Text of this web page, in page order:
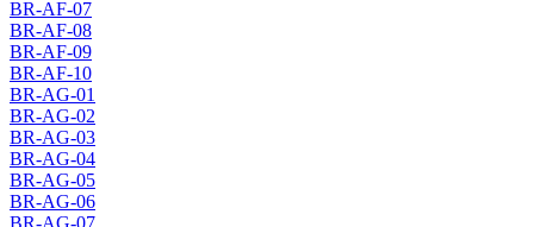
BR-AF-07
BR-AF-08
BR-AF-09
BR-AF-10
BR-AG-01
BR-AG-02
BR-AG-03
BR-AG-04
BR-AG-05
BR-AG-06
BR-AG-07